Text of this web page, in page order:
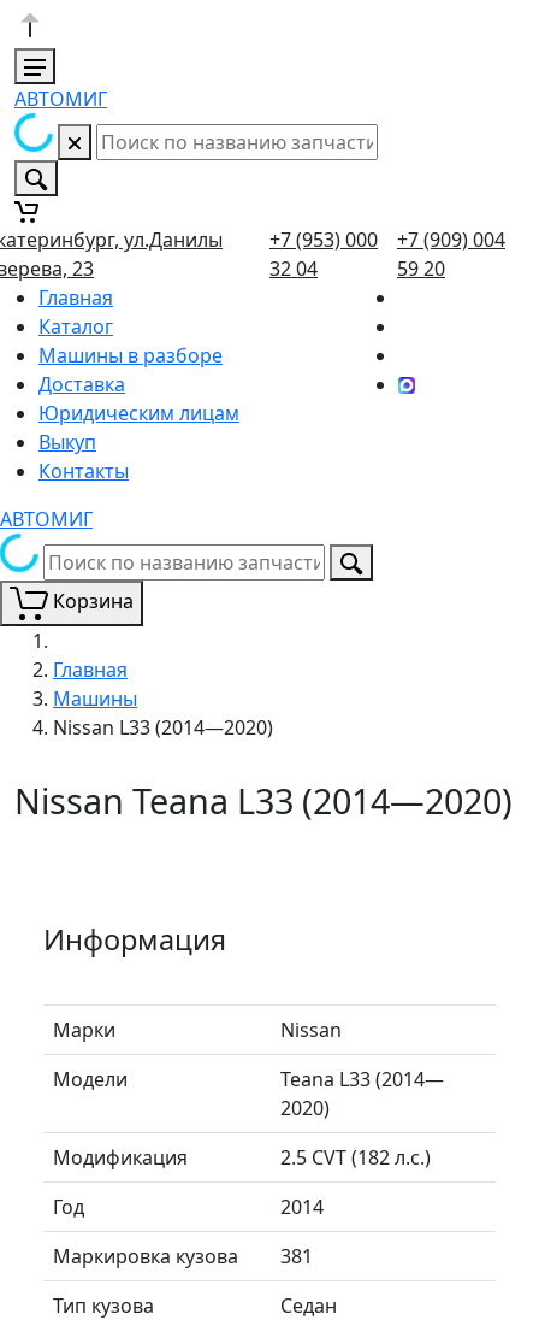
АВТОМИГ
ул.Данилы
23
+7 (953) 000
32 04
+7 (909) 004
59 20
Главная
Каталог
Машины в разборе
Доставка
Юридическим лицам
Выкуп
Контакты
АВТОМИГ
Корзина
Главная
Машины
Nissan L33 (2014—2020)
Nissan Teana L33 (2014—2020)
Информация
Марки
Nissan
Модели
Teana L33 (2014—
2020)
Модификация
2.5 CVT (182 л.с.)
Год
2014
Маркировка кузова
381
Тип кузова
Седан